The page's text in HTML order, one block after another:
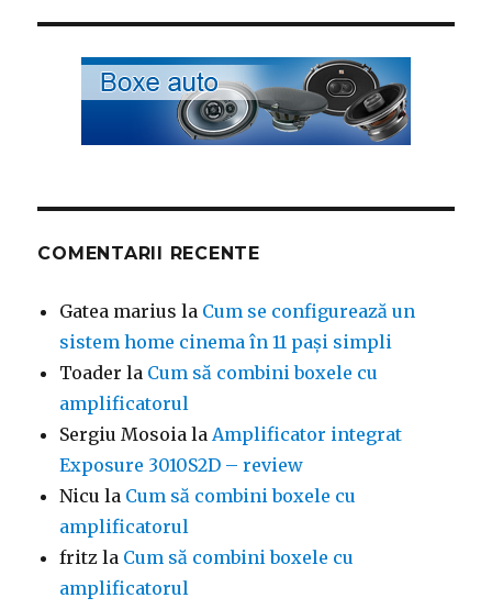
COMENTARII RECENTE
Gatea marius la Cum se configurează un
sistem home cinema în 11 pași simpli
Toader la Cum să combini boxele cu
amplificatorul
Sergiu Mosoia laAmplificator integrat
Exposure 3010S2D – review
Nicu la Cum să combini boxele cu
amplificatorul
fritz la Cum să combini boxele cu
amplificatorul